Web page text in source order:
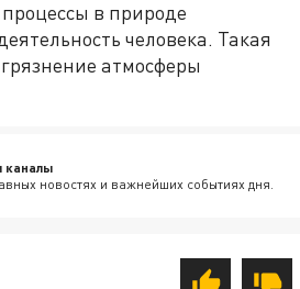
в природе
человека. Такая
атмосферы
каналы
новостях и важнейших событиях дня.